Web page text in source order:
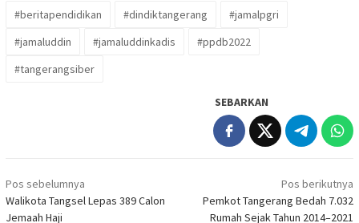
#beritapendidikan #dindiktangerang
#jamalpgri
#jamaluddin
#jamaluddinkadis
#ppdb2022
#tangerangsiber
SEBARKAN
Navigasi
pos
Pos sebelumnya
Walikota Tangsel Lepas 389 Calon
Jemaah Haji
Pos berikutnya
Pemkot Tangerang Bedah 7.032
Rumah Sejak Tahun 2014–2021